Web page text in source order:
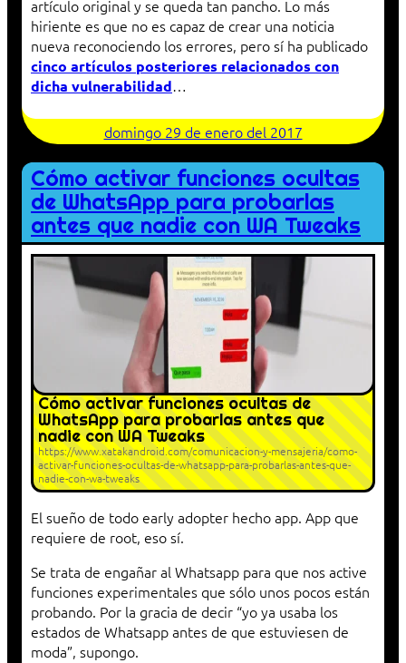
artículo original y se queda tan pancho. Lo más
hiriente es que no es capaz de crear una noticia
nueva reconociendo los errores, pero sí ha publicado
cinco artículos posteriores relacionados con
dicha vulnerabilidad…
domingo 29 de enero del 2017
Cómo activar funciones ocultas
de WhatsApp para probarlas
antes que nadie con WA Tweaks
Cómo activar funciones ocultas de
WhatsApp para probarlas antes que
nadie con WA Tweaks
https://www.xatakandroid.com/comunicacion-y-mensajeria/como-
activar-funciones-ocultas-de-whatsapp-para-probarlas-antes-que-
nadie-con-wa-tweaks
El sueño de todo early adopter hecho app. App que
requiere de root, eso sí.
Se trata de engañar al Whatsapp para que nos active
funciones experimentales que sólo unos pocos están
probando. Por la gracia de decir “yo ya usaba los
estados de Whatsapp antes de que estuviesen de
moda”, supongo.